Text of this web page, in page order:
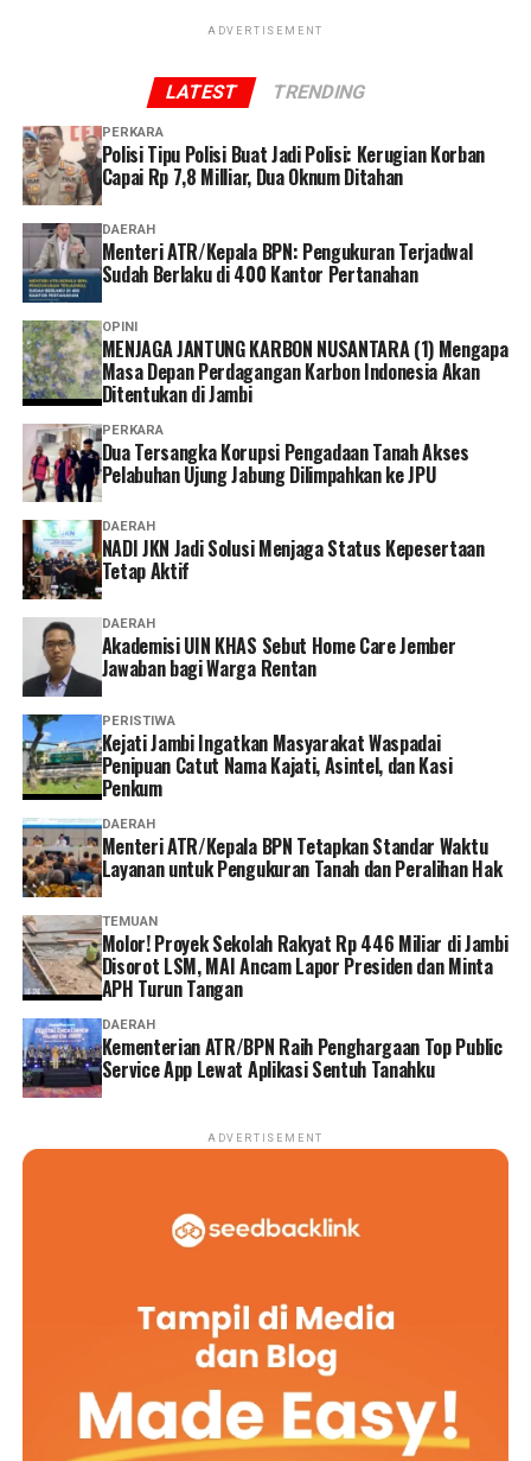
proses bisa dilakukan dengan cepat hanya dengan
Dhia menilai layanan administrasi non tatap muka
menjadi solusi yang memudahkan peserta dalam
mengakses layanan BPJS Kesehatan.
Selain lebih praktis dan menghemat waktu, menurutnya
keberadaan berbagai kanal layanan digital memberikan
lebih banyak pilihan bagi peserta untuk mengurus
administrasi sesuai kebutuhan dan kondisi masing-
masing.
Ia pun menganggap kepesertaan JKN penting dimiliki
sebagai bentuk perlindungan kesehatan bagi diri sendiri
dan keluarga sekaligus mendukung keberlangsungan
Program JKN.
“Menurut saya, layanan non tatap muka ini sangat
memudahkan karena semua urusan administrasi bisa
diakses cukup melalui handphone. Saya berharap ke
depannya layanannya terus dikembangkan agar semakin
mudah digunakan dan kendala teknis bisa semakin
diminimalkan. Dengan begitu, peserta bisa mengurus
administrasi dengan lebih cepat tanpa harus datang dan
mengantre di kantor,” tuturnya. (*)
ADVERTISEMENT
LATEST TRENDING
PERKARA
Polisi Tipu Polisi Buat Jadi Polisi: Kerugian Korban
Capai Rp 7,8 Milliar, Dua Oknum Ditahan
DAERAH
Menteri ATR/Kepala BPN: Pengukuran Terjadwal
Sudah Berlaku di 400 Kantor Pertanahan
OPINI
MENJAGA JANTUNG KARBON NUSANTARA (1) Mengapa
Masa Depan Perdagangan Karbon Indonesia Akan
Ditentukan di Jambi
PERKARA
Dua Tersangka Korupsi Pengadaan Tanah Akses
Pelabuhan Ujung Jabung Dilimpahkan ke JPU
DAERAH
NADI JKN Jadi Solusi Menjaga Status Kepesertaan
Tetap Aktif
DAERAH
Akademisi UIN KHAS Sebut Home Care Jember
Jawaban bagi Warga Rentan
PERISTIWA
‎Kejati Jambi Ingatkan Masyarakat Waspadai
Penipuan Catut Nama Kajati, Asintel, dan Kasi
Penkum
DAERAH
Menteri ATR/Kepala BPN Tetapkan Standar Waktu
Layanan untuk Pengukuran Tanah dan Peralihan Hak
TEMUAN
Molor! Proyek Sekolah Rakyat Rp 446 Miliar di Jambi
Disorot LSM, MAI Ancam Lapor Presiden dan Minta
APH Turun Tangan
DAERAH
Kementerian ATR/BPN Raih Penghargaan Top Public
Service App Lewat Aplikasi Sentuh Tanahku
ADVERTISEMENT